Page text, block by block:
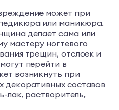
может при
или маникюра.
делает сама или
мастеру ногтевого
трещин, отслоек и
перейти в
возникнуть при
декоративных составов
лак, растворитель,